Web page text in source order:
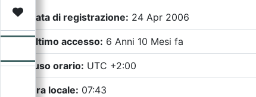
Video
Forum
Donazione
Data di registrazione: 24 Apr 2006
Ultimo accesso: 6 Anni 10 Mesi fa
Fuso orario: UTC +2:00
Ora locale: 07:43